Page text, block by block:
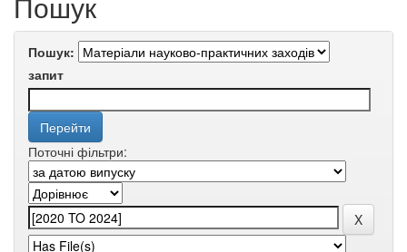
Пошук:
запит
Поточні фільтри: